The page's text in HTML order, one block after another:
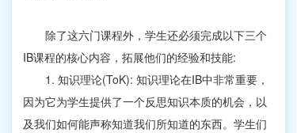
除了这六门课程外，学生还必须完成以下三个
IB课程的核心内容，拓展他们的经验和技能:
1. 知识理论(ToK): 知识理论在IB中非常重要，
因为它为学生提供了一个反思知识本质的机会，以
及我们如何能声称知道我们所知道的东西。学生们